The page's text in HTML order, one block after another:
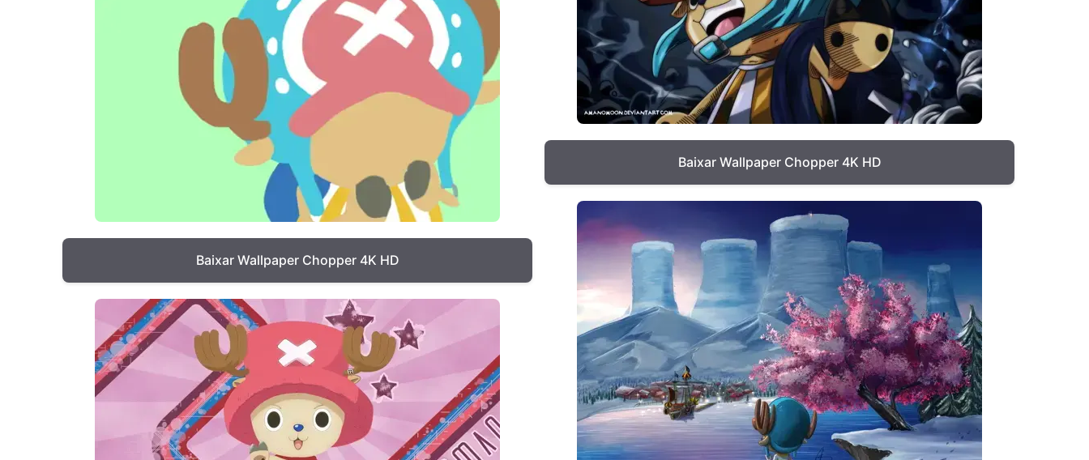
Baixar Wallpaper Chopper 4K HD
Baixar Wallpaper Chopper 4K HD